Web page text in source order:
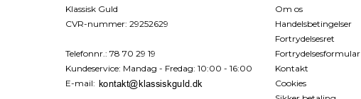
Klassisk Guld
CVR-nummer: 29252629
Telefonnr.: 78 70 29 19
Kundeservice: Mandag - Fredag: 10:00 - 16:00
E-mail:
Om os
Handelsbetingelser
Fortrydelsesret
Fortrydelsesformular
Kontakt
Cookies